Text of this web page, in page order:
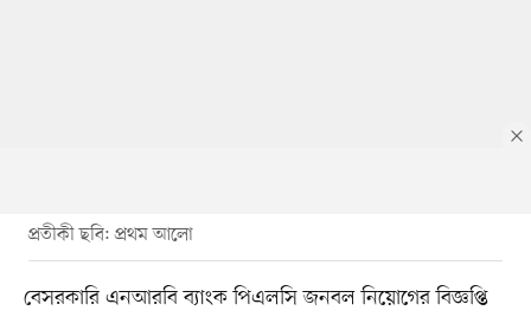
প্রতীকী ছবি: প্রথম আলো
বেসরকারি এনআরবি ব্যাংক পিএলসি জনবল নিয়োগের বিজ্ঞপ্তি